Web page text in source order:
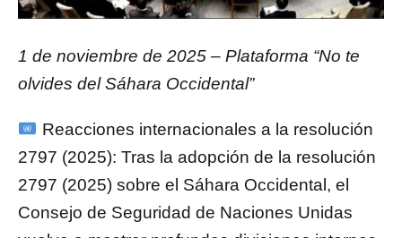
1 de noviembre de 2025 – Plataforma “No te
olvides del Sáhara Occidental”
Reacciones internacionales a la resolución
2797 (2025): Tras la adopción de la resolución
2797 (2025) sobre el Sáhara Occidental, el
Consejo de Seguridad de Naciones Unidas